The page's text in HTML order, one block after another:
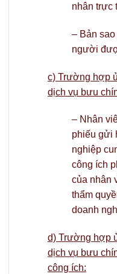
nhân trực
– Bản
người
c) Trường hợp
dịch vụ bưu
– Nhân
phiếu gửi
nghiệp
công ích
của nhân
thẩm
doanh
d) Trường hợp
dịch vụ bưu
công ích: